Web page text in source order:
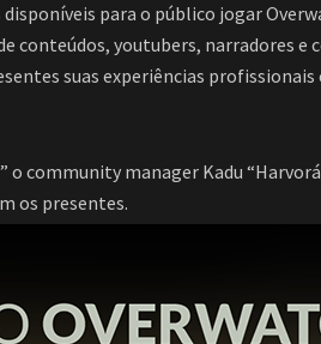
para o público jogar
conteúdos, youtubers, narradores e
suas experiências profissionais
” o community manager Kadu
os presentes.